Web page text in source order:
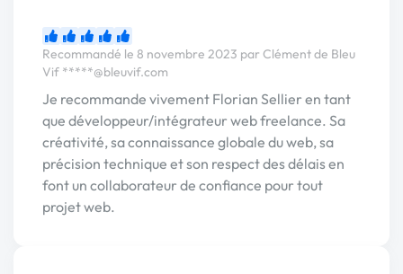
Recommandé le 8 novembre 2023 par Clément de Bleu
Vif *****@bleuvif.com
Je recommande vivement Florian Sellier en tant
que développeur/intégrateur web freelance. Sa
créativité, sa connaissance globale du web, sa
précision technique et son respect des délais en
font un collaborateur de confiance pour tout
projet web.